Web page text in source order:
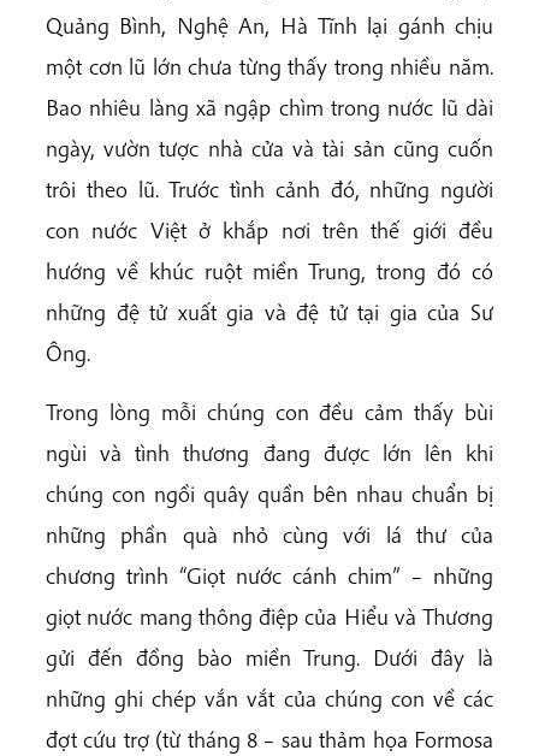
Quảng Bình, Nghệ An, Hà Tĩnh lại gánh chịu
một cơn lũ lớn chưa từng thấy trong nhiều năm.
Bao nhiêu làng xã ngập chìm trong nước lũ dài
ngày, vườn tược nhà cửa và tài sản cũng cuốn
trôi theo lũ. Trước tình cảnh đó, những người
con nước Việt ở khắp nơi trên thế giới đều
hướng về khúc ruột miền Trung, trong đó có
những đệ tử xuất gia và đệ tử tại gia của Sư
Ông.
Trong lòng mỗi chúng con đều cảm thấy bùi
ngùi và tình thương đang được lớn lên khi
chúng con ngồi quây quần bên nhau chuẩn bị
những phần quà nhỏ cùng với lá thư của
chương trình “Giọt nước cánh chim” – những
giọt nước mang thông điệp của Hiểu và Thương
gửi đến đồng bào miền Trung. Dưới đây là
những ghi chép vắn vắt của chúng con về các
đợt cứu trợ (từ tháng 8 – sau thảm họa Formosa